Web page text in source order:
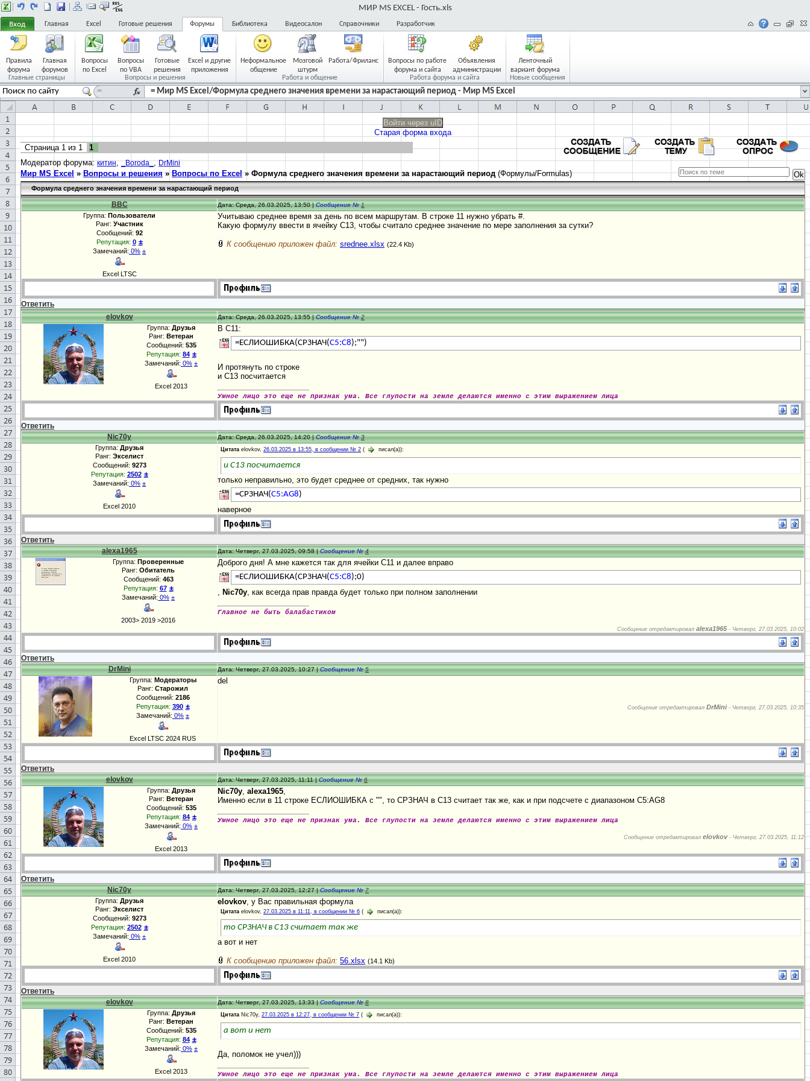
МИР MS EXCEL - Гость.xls
Главная Excel Готовые решения Форумы Библиотека Видеосалон Справочники Разработчик
Правила
форума
Главная
форумов
Главные страницы
Вопросы
по Excel
Вопросы
по VBA
Готовые
решения
Excel и другие
приложения
Вопросы и решения
Неформальное
общение
Мозговой
штурм
Работа/Фриланс
Работа и общение
Вопросы по работе
форума и сайта
Объявления
администрации
Работа форума и сайта
Ленточный
вариант форума
Новые сообщения
= Мир MS Excel/Формула среднего значения времени за нарастающий период - Мир MS Excel
Войти через uID
Старая форма входа
Страница 1 из 1
1
Модератор форума:китин,_Boroda_,DrMini
Мир MS Excel » Вопросы и решения » Вопросы по Excel » Формула среднего значения времени за нарастающий период (Формулы/Formulas)
Формула среднего значения времени за нарастающий период
BBC Дата: Среда, 26.03.2025, 13:50 |Сообщение №1
Группа: Пользователи
Ранг: Участник
Сообщений: 92
Репутация: 0 ±
Замечаний: 0% ±
Excel LTSC
Учитываю среднее время за день по всем маршрутам. В строке 11 нужно убрать #.
Какую формулу ввести в ячейку С13, чтобы считало среднее значение по мере заполнения за сутки?
К сообщению приложен файл: srednee.xlsx (22.4 Kb)
Ответить
elovkov
Дата: Среда, 26.03.2025, 13:55 |Сообщение №2
Группа: Друзья
Ранг: Ветеран
Сообщений: 535
Репутация: 84 ±
Замечаний: 0% ±
Excel 2013
В С11:
=ЕСЛИОШИБКА(СРЗНАЧ(C5:C8);"")
И протянуть по строке
и С13 посчитается
Умное лицо это еще не признак ума. Все глупости на земле делаются именно с этим выражением лица
Ответить
Nic70y
Дата: Среда, 26.03.2025, 14:20 |Сообщение №3
Группа: Друзья
Ранг: Экселист
Сообщений: 9273
Репутация: 2502 ±
Замечаний: 0% ±
Excel 2010
Цитата elovkov, 26.03.2025 в 13:55, в сообщении № 2 ( писал(а)):
и С13 посчитается
только неправильно, это будет среднее от средних, так нужно
=СРЗНАЧ(C5:AG8)
наверное
Ответить
alexa1965
Дата: Четверг, 27.03.2025, 09:58 |Сообщение №4
Группа: Проверенные
Ранг: Обитатель
Сообщений: 463
Репутация: 67 ±
Замечаний: 0% ±
2003> 2019 >2016
Доброго дня! А мне кажется так для ячейки С11 и далее вправо
=ЕСЛИОШИБКА(СРЗНАЧ(C5:C8);0)
, Nic70y, как всегда прав правда будет только при полном заполнении
Главное не быть балабастиком
Сообщение отредактировал alexa1965 - Четверг, 27.03.2025, 10:02
Ответить
DrMini
Дата: Четверг, 27.03.2025, 10:27 |Сообщение №5
Группа: Модераторы
Ранг: Старожил
Сообщений: 2186
Репутация: 390 ±
Замечаний: 0% ±
Excel LTSC 2024 RUS
del
Сообщение отредактировал DrMini - Четверг, 27.03.2025, 10:35
Ответить
elovkov
Дата: Четверг, 27.03.2025, 11:11 |Сообщение №6
Группа: Друзья
Ранг: Ветеран
Сообщений: 535
Репутация: 84 ±
Замечаний: 0% ±
Excel 2013
Nic70y, alexa1965,
Именно если в 11 строке ЕСЛИОШИБКА с "", то СРЗНАЧ в С13 считает так же, как и при подсчете с диапазоном C5:AG8
Умное лицо это еще не признак ума. Все глупости на земле делаются именно с этим выражением лица
Сообщение отредактировал elovkov- Четверг, 27.03.2025, 11:12
Ответить
Nic70y
Дата: Четверг, 27.03.2025, 12:27 |Сообщение №7
Группа: Друзья
Ранг: Экселист
Сообщений: 9273
Репутация: 2502 ±
Замечаний: 0% ±
Excel 2010
elovkov, у Вас правильная формула
Цитата elovkov, 27.03.2025 в 11:11, в сообщении № 6 ( писал(а)):
то СРЗНАЧ в С13 считает так же
а вот и нет
К сообщению приложен файл: 56.xlsx (14.1 Kb)
Ответить
elovkov
Дата: Четверг, 27.03.2025, 13:33 |Сообщение №8
Группа: Друзья
Ранг: Ветеран
Сообщений: 535
Репутация: 84 ±
Замечаний: 0% ±
Excel 2013
Цитата Nic70y, 27.03.2025 в 12:27, в сообщении № 7 ( писал(а)):
а вот и нет
Да, поломок не учел)))
Умное лицо это еще не признак ума. Все глупости на земле делаются именно с этим выражением лица